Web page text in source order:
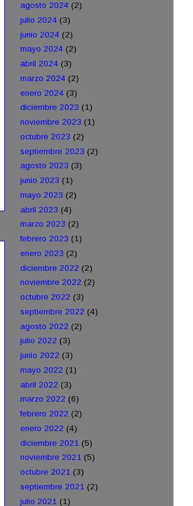
agosto 2024 (2)
julio 2024 (3)
junio 2024 (2)
mayo 2024 (2)
abril 2024 (3)
marzo 2024 (2)
enero 2024 (3)
diciembre 2023 (1)
noviembre 2023 (1)
octubre 2023 (2)
septiembre 2023 (2)
agosto 2023 (3)
junio 2023 (1)
mayo 2023 (2)
abril 2023 (4)
marzo 2023 (2)
febrero 2023 (1)
enero 2023 (2)
diciembre 2022 (2)
noviembre 2022 (2)
octubre 2022 (3)
septiembre 2022 (4)
agosto 2022 (2)
julio 2022 (3)
junio 2022 (3)
mayo 2022 (1)
abril 2022 (3)
marzo 2022 (6)
febrero 2022 (2)
enero 2022 (4)
diciembre 2021 (5)
noviembre 2021 (5)
octubre 2021 (3)
septiembre 2021 (2)
julio 2021 (1)